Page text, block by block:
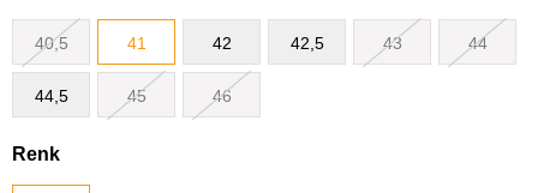
40,5 41 42 42,5 43 44
44,5 45 46
Renk